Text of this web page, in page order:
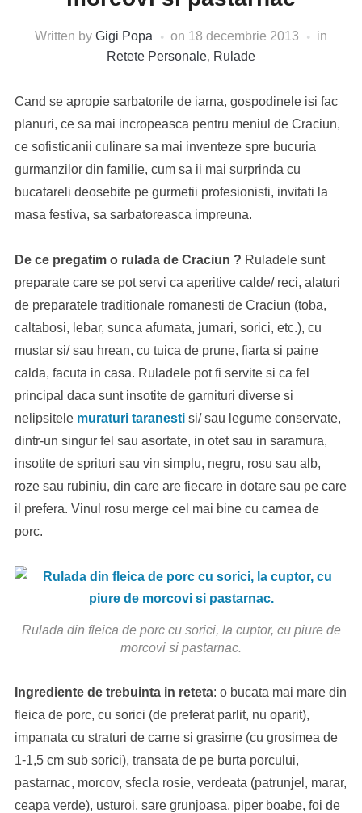
Written by Gigi Popa on 18 decembrie 2013
in
Retete Personale, Rulade
Cand se apropie sarbatorile de iarna, gospodinele isi fac
planuri, ce sa mai incropeasca pentru meniul de Craciun,
ce sofisticanii culinare sa mai inventeze spre bucuria
gurmanzilor din familie, cum sa ii mai surprinda cu
bucatareli deosebite pe gurmetii profesionisti, invitati la
masa festiva, sa sarbatoreasca impreuna.
De ce pregatim o rulada de Craciun ? Ruladele sunt
preparate care se pot servi ca aperitive calde/ reci, alaturi
de preparatele traditionale romanesti de Craciun (toba,
caltabosi, lebar, sunca afumata, jumari, sorici, etc.), cu
mustar si/ sau hrean, cu tuica de prune, fiarta si paine
calda, facuta in casa. Ruladele pot fi servite si ca fel
principal daca sunt insotite de garnituri diverse si
nelipsitele muraturi taranestisi/ sau legume conservate,
dintr-un singur fel sau asortate, in otet sau in saramura,
insotite de sprituri sau vin simplu, negru, rosu sau alb,
roze sau rubiniu, din care are fiecare in dotare sau pe care
il prefera. Vinul rosu merge cel mai bine cu carnea de
porc.
Rulada din fleica de porc cu sorici, la cuptor, cu piure de
morcovi si pastarnac.
Ingrediente de trebuinta in reteta: o bucata mai mare din
fleica de porc, cu sorici (de preferat parlit, nu oparit),
impanata cu straturi de carne si grasime (cu grosimea de
1-1,5 cm sub sorici), transata de pe burta porcului,
pastarnac, morcov, sfecla rosie, verdeata (patrunjel, marar,
ceapa verde), usturoi, sare grunjoasa, piper boabe, foi de